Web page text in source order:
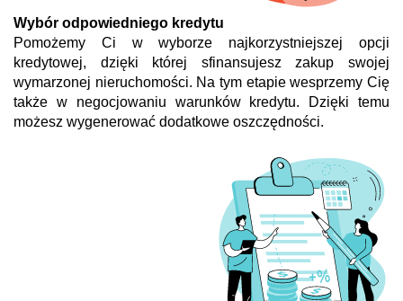
Wybór odpowiedniego kredytu
Pomożemy Ci w wyborze najkorzystniejszej opcji
kredytowej, dzięki której sfinansujesz zakup swojej
wymarzonej nieruchomości. Na tym etapie wesprzemy Cię
także w negocjowaniu warunków kredytu. Dzięki temu
możesz wygenerować dodatkowe oszczędności.